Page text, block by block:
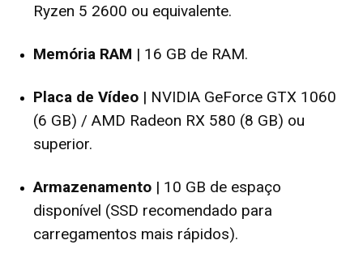
Ryzen 5 2600 ou equivalente.
Memória RAM | 16 GB de RAM.
Placa de Vídeo | NVIDIA GeForce GTX 1060
(6 GB) / AMD Radeon RX 580 (8 GB) ou
superior.
Armazenamento | 10 GB de espaço
disponível (SSD recomendado para
carregamentos mais rápidos).